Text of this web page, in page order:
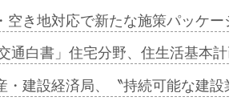
空き地対応で新たな施策パッケ
通白書」住宅分野、住生活基本
・建設経済局、〝持続可能な建